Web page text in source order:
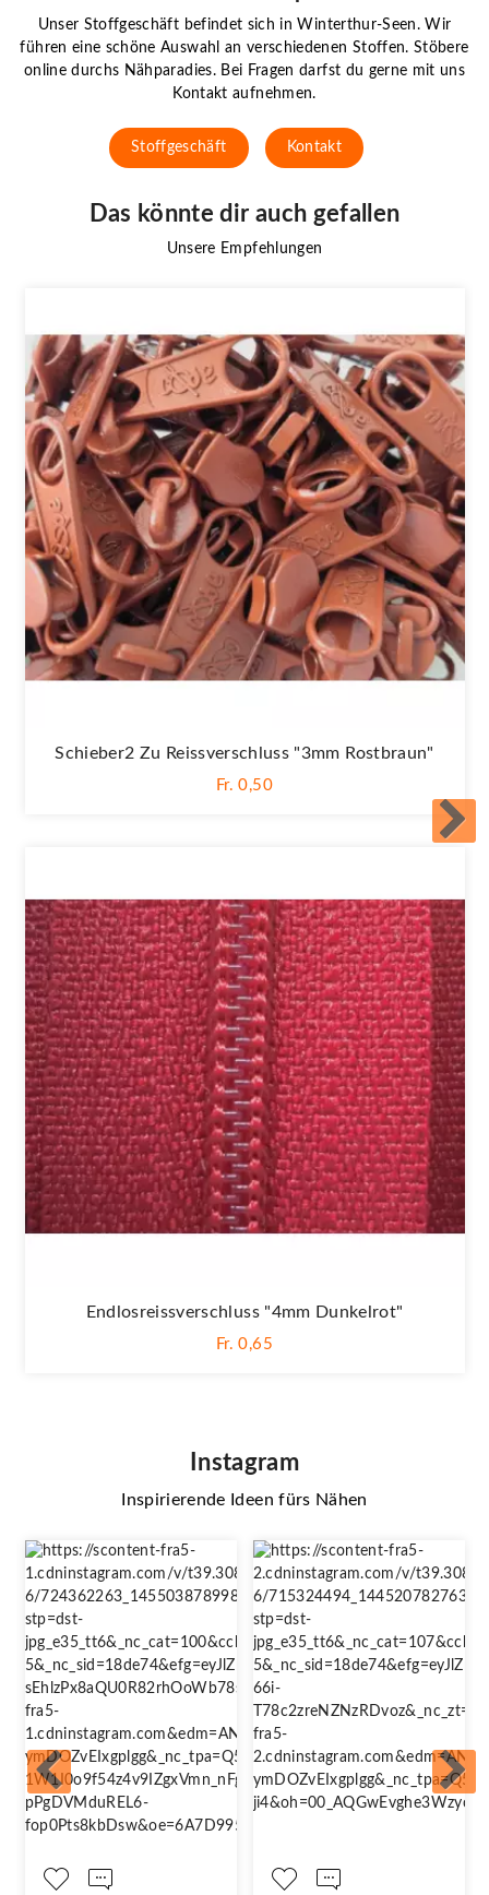
Unser Stoffgeschäft befindet sich in Winterthur-Seen. Wir
führen eine schöne Auswahl an verschiedenen Stoffen. Stöbere
online durchs Nähparadies. Bei Fragen darfst du gerne mit uns
Kontakt aufnehmen.
Stoffgeschäft Kontakt
Das könnte dir auch gefallen
Unsere Empfehlungen
Schieber2 Zu Reissverschluss "3mm Rostbraun"
Fr. 0,50
Endlosreissverschluss "4mm Dunkelrot"
Fr. 0,65
Instagram
Inspirierende Ideen fürs Nähen